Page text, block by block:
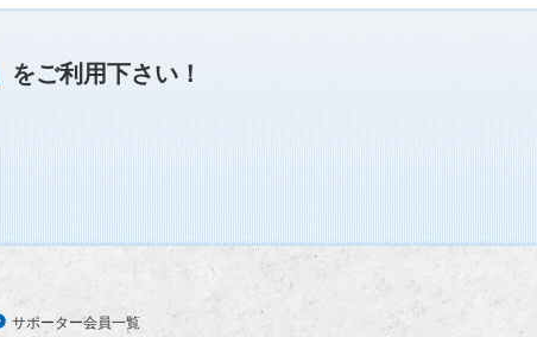
がされませんので、ご了
承のほど、よろしくお願
伴う情報更新停止のお知
らせ(04/26～04/29、05/0
ユーザー各位
をご利用下さい！
サポーター会員一覧